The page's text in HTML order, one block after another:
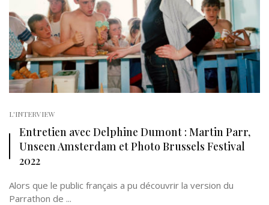
L'INTERVIEW
Entretien avec Delphine Dumont : Martin Parr,
Unseen Amsterdam et Photo Brussels Festival
2022
Alors que le public français a pu découvrir la version du
Parrathon de ...